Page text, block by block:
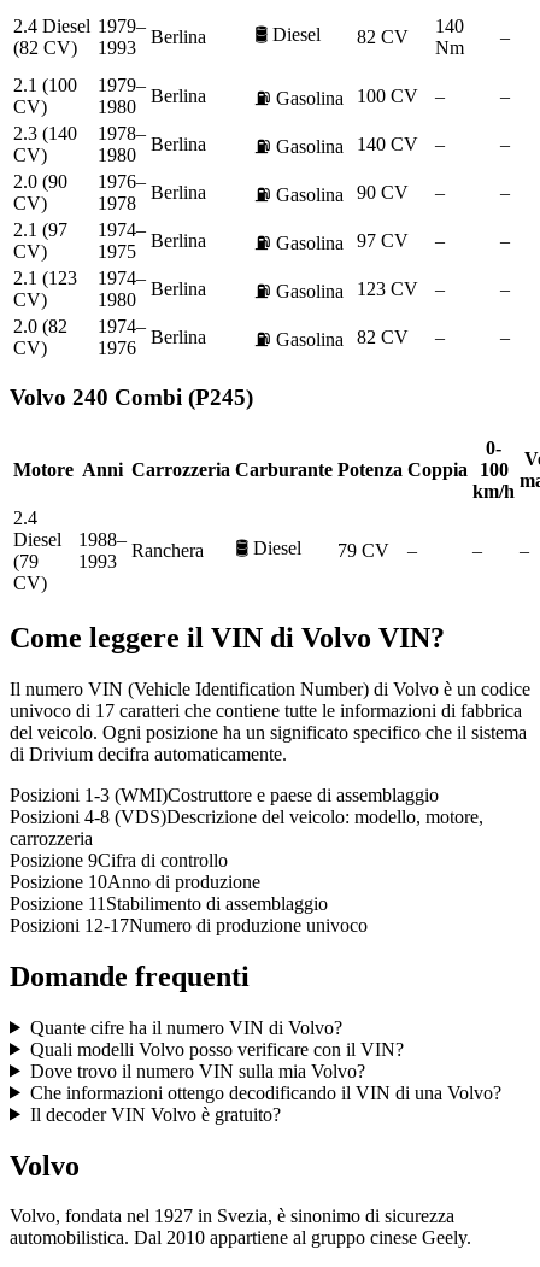
2.4 Diesel
(82 CV)
1979–
1993
Berlina 🛢️ Diesel 82 CV
140
Nm
–
2.1 (100
CV)
1979–
1980
Berlina ⛽ Gasolina 100 CV –
–
2.3 (140
CV)
1978–
1980
Berlina ⛽ Gasolina 140 CV –
–
2.0 (90
CV)
1976–
1978
Berlina ⛽ Gasolina 90 CV –
–
2.1 (97
CV)
1974–
1975
Berlina ⛽ Gasolina 97 CV –
–
2.1 (123
CV)
1974–
1980
Berlina ⛽ Gasolina 123 CV –
–
2.0 (82
CV)
1974–
1976
Berlina ⛽ Gasolina 82 CV – –
Volvo 240 Combi (P245)
Motore Anni Carrozzeria Carburante Potenza Coppia
0-
100
km/h
2.4
Diesel
(79
CV)
1988–
1993
Ranchera 🛢️ Diesel 79 CV – – –
Come leggere il VIN di Volvo VIN?
Il numero VIN (Vehicle Identification Number) di Volvo è un codice
univoco di 17 caratteri che contiene tutte le informazioni di fabbrica
del veicolo. Ogni posizione ha un significato specifico che il sistema
di Drivium decifra automaticamente.
Posizioni 1-3 (WMI)Costruttore e paese di assemblaggio
Posizioni 4-8 (VDS)Descrizione del veicolo: modello, motore,
carrozzeria
Posizione 9Cifra di controllo
Posizione 10Anno di produzione
Posizione 11 Stabilimento di assemblaggio
Posizioni 12-17Numero di produzione univoco
Domande frequenti
Quante cifre ha il numero VIN di Volvo?
Quali modelli Volvo posso verificare con il VIN?
Dove trovo il numero VIN sulla mia Volvo?
Che informazioni ottengo decodificando il VIN di una Volvo?
Il decoder VIN Volvo è gratuito?
Volvo
Volvo, fondata nel 1927 in Svezia, è sinonimo di sicurezza
automobilistica. Dal 2010 appartiene al gruppo cinese Geely.